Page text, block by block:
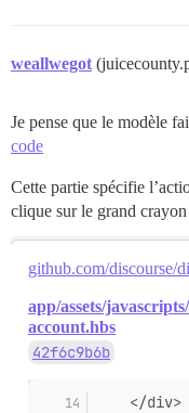
weallwegot
Je pense que le modèle
code
Cette partie spécifie
clique sur le grand
github.com/discourse/
app/assets/
account.hbs
42f6c9b6b
    </div>